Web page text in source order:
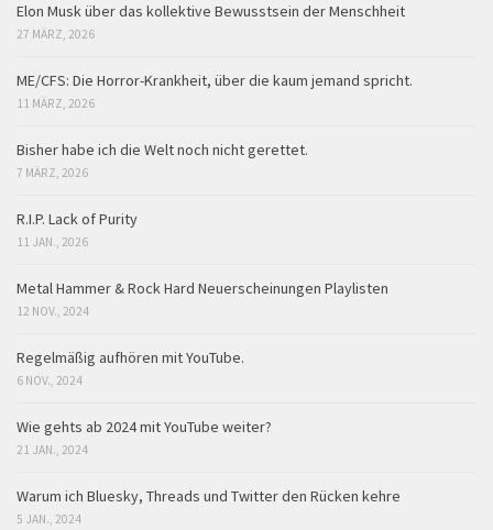
Elon Musk über das kollektive Bewusstsein der Menschheit
27 MÄRZ, 2026
ME/CFS: Die Horror-Krankheit, über die kaum jemand spricht.
11 MÄRZ, 2026
Bisher habe ich die Welt noch nicht gerettet.
7 MÄRZ, 2026
R.I.P. Lack of Purity
11 JAN., 2026
Metal Hammer & Rock Hard Neuerscheinungen Playlisten
12 NOV., 2024
Regelmäßig aufhören mit YouTube.
6 NOV., 2024
Wie gehts ab 2024 mit YouTube weiter?
21 JAN., 2024
Warum ich Bluesky, Threads und Twitter den Rücken kehre
5 JAN., 2024